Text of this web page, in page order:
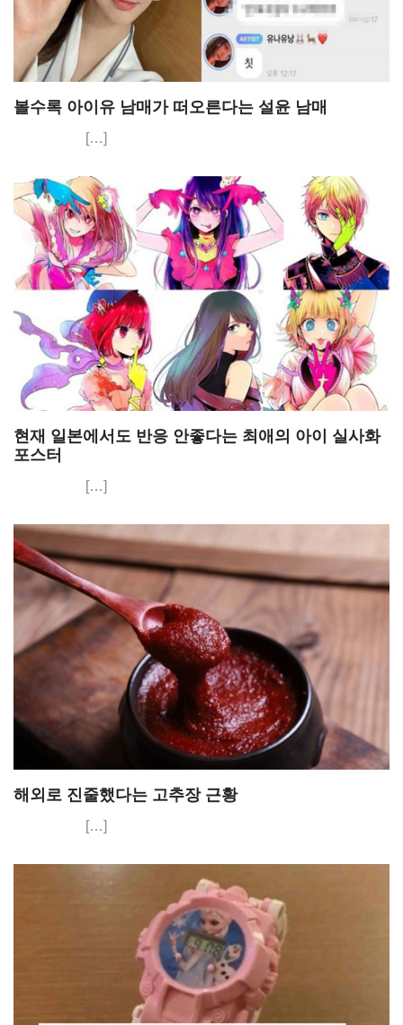
볼수록 아이유 남매가 떠오른다는 설윤 남매
[…]
현재 일본에서도 반응 안좋다는 최애의 아이 실사화
포스터
[…]
해외로 진줄했다는 고추장 근황
[…]